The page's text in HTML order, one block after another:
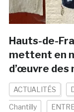
Hauts-de-
mettent en
d’œuvre des
ACTUALITÉS
Chantilly